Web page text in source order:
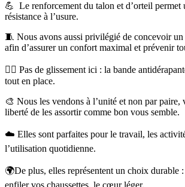
💪 Le renforcement du talon et d’orteil permet
résistance à l’usure.
🧵 Nous avons aussi privilégié de concevoir
afin d’assurer un confort maximal et prévenir
🧍‍♂️ Pas de glissement ici : la bande
tout en place.
🎨 Nous les vendons à l’unité et non par paire,
liberté de les assortir comme bon vous semble.
☁️ Elles sont parfaites pour le travail, les
l’utilisation quotidienne.
🌍De plus, elles représentent un choix durable